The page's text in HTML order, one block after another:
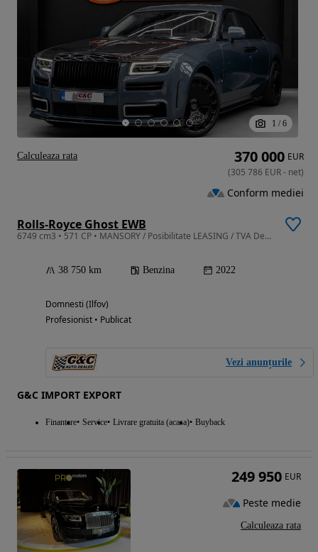
1 / 6
Rolls-Royce Ghost EWB
6749 cm3 • 571 CP • MANSORY / Posibilitate LEASING / TVA Deductibil / Plafon Înstelat
38 750 km Benzina 2022
Domnesti (Ilfov)
Profesionist • Publicat
Vezi anunțurile
G&C IMPORT EXPORT
Finantare Service Livrare gratuita (acasa) Buyback
370 000 EUR
(305 786 EUR- net)
Conform mediei
Calculeaza rata
249 950 EUR
Peste medie
Calculeaza rata